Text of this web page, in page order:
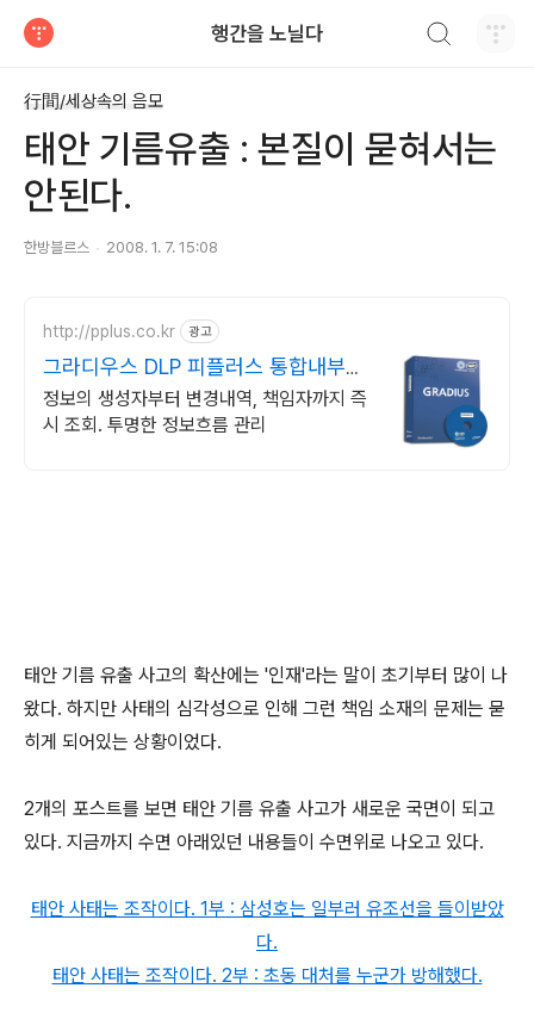
행간을 노닐다
行間/세상속의 음모
태안 기름유출 : 본질이 묻혀서는
안된다.
한방블르스 2008. 1. 7. 15:08
http://pplus.co.kr 광고
그라디우스 DLP 피플러스 통합내부정
보유출방지 솔루션
정보의 생성자부터 변경내역, 책임자까지 즉
시 조회. 투명한 정보흐름 관리
태안 기름 유출 사고의 확산에는 '인재'라는 말이 초기부터 많이 나
왔다. 하지만 사태의 심각성으로 인해 그런 책임 소재의 문제는 묻
히게 되어있는 상황이었다.
2개의 포스트를 보면 태안 기름 유출 사고가 새로운 국면이 되고
있다. 지금까지 수면 아래있던 내용들이 수면위로 나오고 있다.
태안 사태는 조작이다. 1부 : 삼성호는 일부러 유조선을 들이받았
다.
태안 사태는 조작이다. 2부 : 초동 대처를 누군가 방해했다.